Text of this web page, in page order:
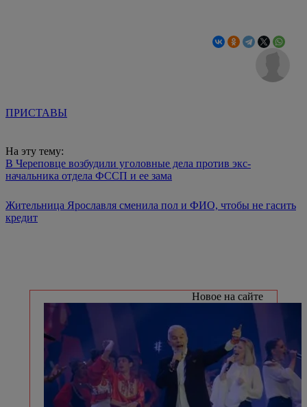
ПРИСТАВЫ
На эту тему:
В Череповце возбудили уголовные дела против экс-
начальника отдела ФССП и ее зама
Жительница Ярославля сменила пол и ФИО, чтобы не гасить
кредит
Новое на сайте